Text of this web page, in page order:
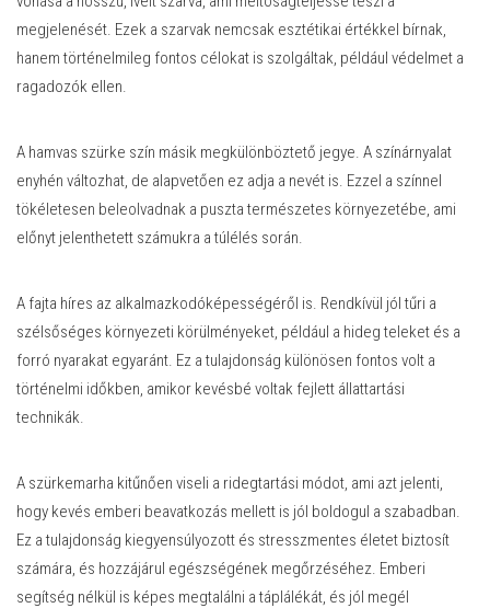
megjelenését. Ezek a szarvak nemcsak esztétikai értékkel bírnak,
hanem történelmileg fontos célokat is szolgáltak, például védelmet a
ragadozók ellen.
A hamvas szürke szín másik megkülönböztető jegye. A színárnyalat
enyhén változhat, de alapvetően ez adja a nevét is. Ezzel a színnel
tökéletesen beleolvadnak a puszta természetes környezetébe, ami
előnyt jelenthetett számukra a túlélés során.
A fajta híres az alkalmazkodóképességéről is. Rendkívül jól tűri a
szélsőséges környezeti körülményeket, például a hideg teleket és a
forró nyarakat egyaránt. Ez a tulajdonság különösen fontos volt a
történelmi időkben, amikor kevésbé voltak fejlett állattartási
technikák.
A szürkemarha kitűnően viseli a ridegtartási módot, ami azt jelenti,
hogy kevés emberi beavatkozás mellett is jól boldogul a szabadban.
Ez a tulajdonság kiegyensúlyozott és stresszmentes életet biztosít
számára, és hozzájárul egészségének megőrzéséhez. Emberi
segítség nélkül is képes megtalálni a táplálékát, és jól megél